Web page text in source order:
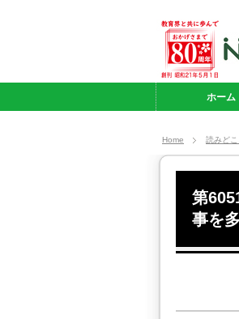
ホーム
Home 読みどこ
第
事を